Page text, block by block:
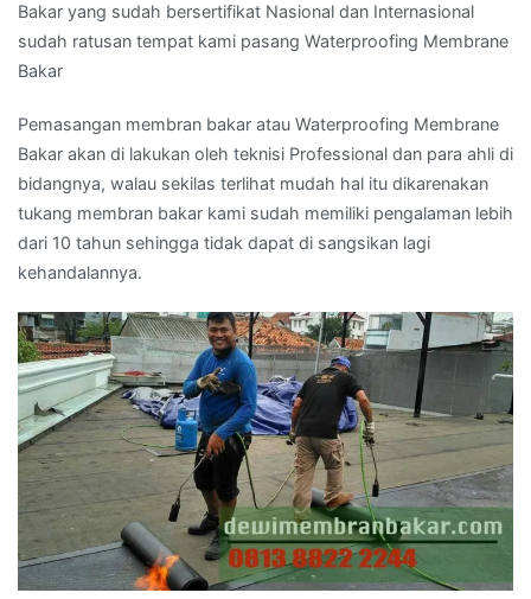
Bakar yang sudah bersertifikat Nasional dan Internasional
sudah ratusan tempat kami pasang Waterproofing Membrane
Bakar
Pemasangan membran bakar atau Waterproofing Membrane
Bakar akan di lakukan oleh teknisi Professional dan para ahli di
bidangnya, walau sekilas terlihat mudah hal itu dikarenakan
tukang membran bakar kami sudah memiliki pengalaman lebih
dari 10 tahun sehingga tidak dapat di sangsikan lagi
kehandalannya.